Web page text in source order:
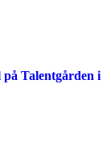
Talentgården i